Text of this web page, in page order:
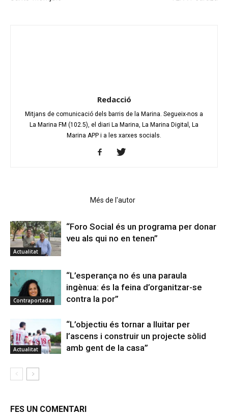
Redacció
Mitjans de comunicació dels barris de la Marina. Segueix-nos a
La Marina FM (102.5), el diari La Marina, La Marina Digital, La
Marina APP i a les xarxes socials.
Més de l'autor
Actualitat
“Foro Social és un programa per donar
veu als qui no en tenen”
Contraportada
“L’esperança no és una paraula
ingènua: és la feina d’organitzar-se
contra la por”
Actualitat
“L’objectiu és tornar a lluitar per
l’ascens i construir un projecte sòlid
amb gent de la casa”
FES UN COMENTARI